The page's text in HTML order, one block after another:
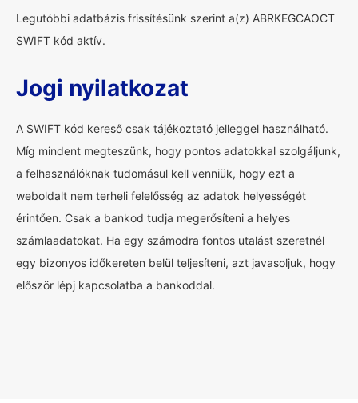
Legutóbbi adatbázis frissítésünk szerint a(z) ABRKEGCAOCT
SWIFT kód aktív.
Jogi nyilatkozat
A SWIFT kód kereső csak tájékoztató jelleggel használható.
Míg mindent megteszünk, hogy pontos adatokkal szolgáljunk,
a felhasználóknak tudomásul kell venniük, hogy ezt a
weboldalt nem terheli felelősség az adatok helyességét
érintően. Csak a bankod tudja megerősíteni a helyes
számlaadatokat. Ha egy számodra fontos utalást szeretnél
egy bizonyos időkereten belül teljesíteni, azt javasoljuk, hogy
először lépj kapcsolatba a bankoddal.